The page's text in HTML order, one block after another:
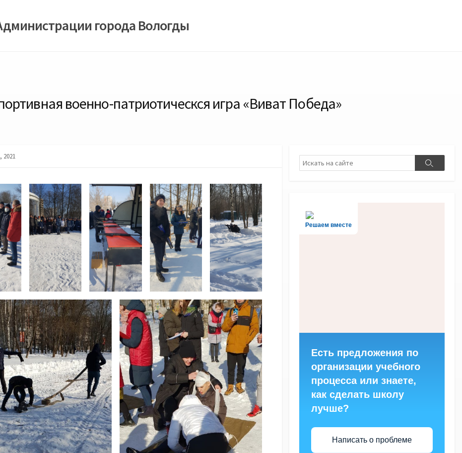
города Вологды
военно-патриотическся игра «Виват Победа»
2021
Поиск
Поиск
Решаем вместе
Есть предложения по
организации учебного
процесса или знаете,
как сделать школу
лучше?
Написать о проблеме